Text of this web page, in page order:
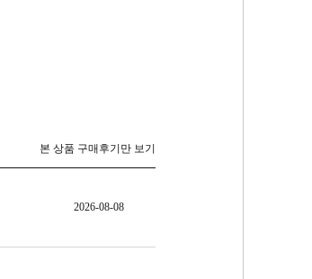
본 상품 구매후기만 보기
2026-08-08